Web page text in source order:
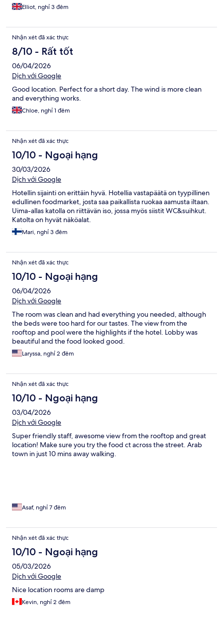
Elliot, nghỉ 3 đêm
Nhận xét đã xác thực
8/10 - Rất tốt
06/04/2026
Dịch với Google
Good location. Perfect for a short day. The wind is more clean
and everything works.
Chloe, nghỉ 1 đêm
Nhận xét đã xác thực
10/10 - Ngoại hạng
30/03/2026
Dịch với Google
Hotellin sijainti on erittäin hyvä. Hotellia vastapäätä on tyypillinen
edullinen foodmarket, josta saa paikallista ruokaa aamusta iltaan.
Uima-allas katolla on riittävän iso, jossa myös siistit WC&suihkut.
Katolta on hyvät näköalat.
Mari, nghỉ 3 đêm
Nhận xét đã xác thực
10/10 - Ngoại hạng
06/04/2026
Dịch với Google
The room was clean and had everything you needed, although
the beds were too hard for our tastes. The view from the
rooftop and pool were the highlights if the hotel. Lobby was
beautiful and the food looked good.
Laryssa, nghỉ 2 đêm
Nhận xét đã xác thực
10/10 - Ngoại hạng
03/04/2026
Dịch với Google
Super friendly staff, awesome view from the rooftop and great
location! Make sure you try the food ct across the street. Arab
town in just 10 mins away walking.
Asaf, nghỉ 7 đêm
Nhận xét đã xác thực
10/10 - Ngoại hạng
05/03/2026
Dịch với Google
Nice location rooms are damp
Kevin, nghỉ 2 đêm